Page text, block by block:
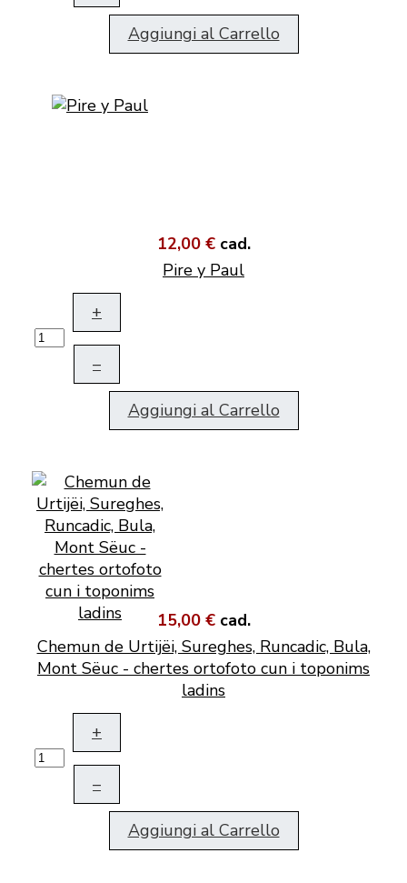
Aggiungi al Carrello
12,00 € cad.
Pire y Paul
+
–
Aggiungi al Carrello
15,00 € cad.
Chemun de Urtijëi, Sureghes, Runcadic, Bula,
Mont Sëuc - chertes ortofoto cun i toponims
ladins
+
–
Aggiungi al Carrello